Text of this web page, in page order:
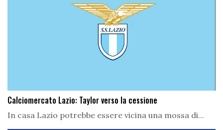
Calciomercato Lazio: Taylor verso la cessione
In casa Lazio potrebbe essere vicina una mossa di...